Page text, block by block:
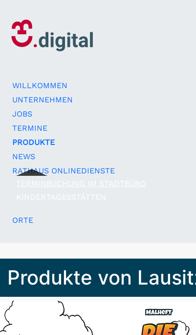
WILLKOMMEN
UNTERNEHMEN
JOBS
TERMINE
PRODUKTE
NEWS
RATHAUS ONLINEDIENSTE
ORTE
Produkte von